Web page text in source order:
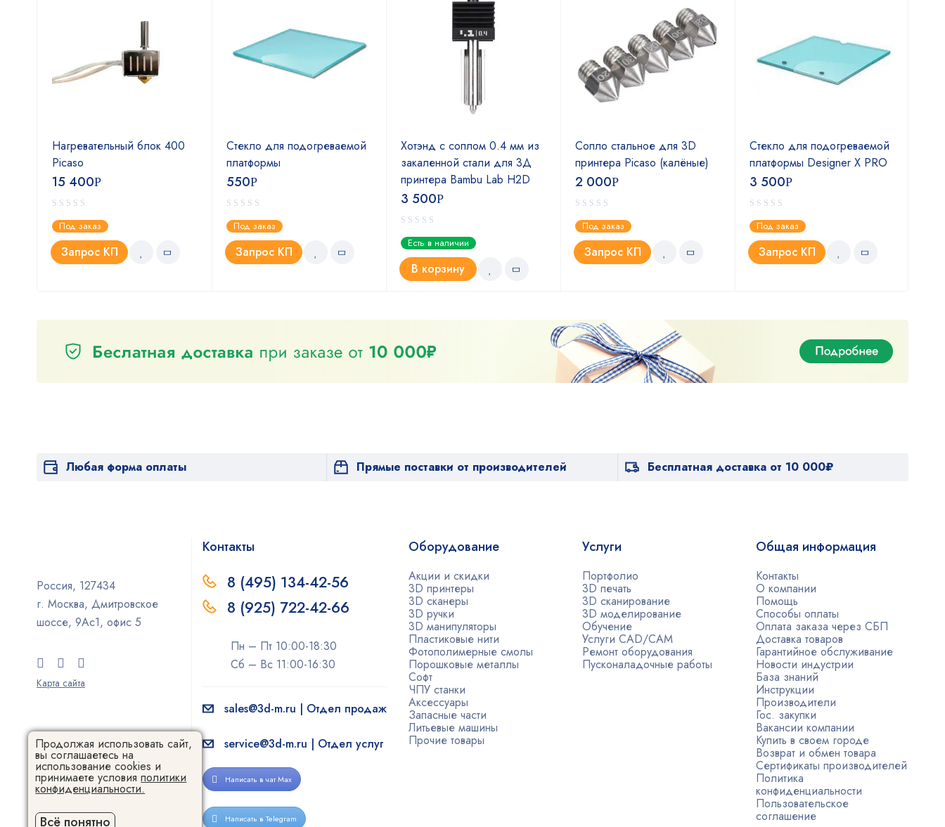
Нагревательный блок 400
Picaso
15 400Р
Под заказ
Запрос КП
Стекло для подогреваемой
платформы
550Р
Под заказ
Запрос КП
Хотэнд с соплом 0.4 мм из
закаленной стали для 3Д
принтера Bambu Lab H2D
3 500Р
Есть в наличии
В корзину
Сопло стальное для 3D
принтера Picaso (кaлёные)
2 000Р
Под заказ
Запрос КП
Стекло для подогреваемой
платформы Designer X PRO
3 500Р
Под заказ
Запрос КП
Любая форма оплаты Прямые поставки от производителей Бесплатная доставка от 10 000₽
Россия, 127434
г. Москва, Дмитровское
шоссе, 9Ас1, офис 5
Карта сайта
Контакты
8 (495) 134-42-56
8 (925) 722-42-66
Пн – Пт 10:00-18:30
Сб – Вс 11:00-16:30
sales@3d-m.ru | Отдел продаж
service@3d-m.ru | Отдел услуг
Написать в чат Max
Написать в Telegram
Оборудование
Акции и скидки
3D принтеры
3D сканеры
3D ручки
3D манипуляторы
Пластиковые нити
Фотополимерные смолы
Порошковые металлы
Софт
ЧПУ станки
Аксессуары
Запасные части
Литьевые машины
Прочие товары
Услуги
Портфолио
3D печать
3D сканирование
3D моделирование
Обучение
Услуги CAD/CAM
Ремонт оборудования
Пусконаладочные работы
Общая информация
Контакты
О компании
Помощь
Способы оплаты
Оплата заказа через СБП
Доставка товаров
Гарантийное обслуживание
Новости индустрии
База знаний
Инструкции
Производители
Гос. закупки
Вакансии компании
Купить в своем городе
Возврат и обмен товара
Сертификаты производителей
Политика
конфиденциальности
Пользовательское
соглашение
Продолжая использовать сайт,
вы соглашаетесь на
использование cookies и
принимаете условияполитики
конфиденциальности.
Всё понятно